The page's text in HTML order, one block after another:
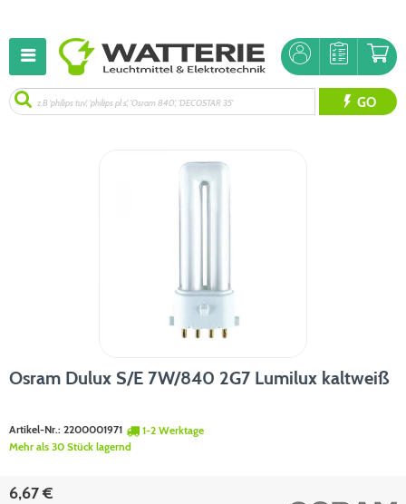
GO
Osram Dulux S/E 7W/840 2G7 Lumilux kaltweiß
Artikel-Nr.: 2200001971
1-2 Werktage
Mehr als 30 Stück lagernd
6,67 €